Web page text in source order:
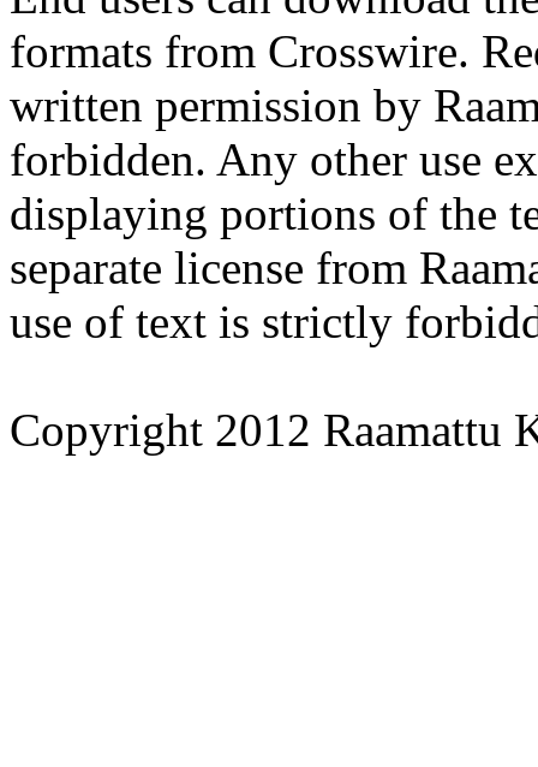
formats from Crosswire.
written permission by
forbidden. Any other use
displaying portions of the
separate license from
use of text is strictly
Copyright 2012 Raamattu